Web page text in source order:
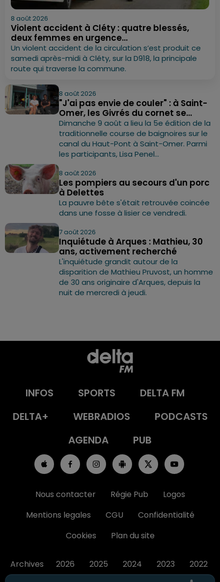
8 août 2026
Violent accident à Cléty : quatre blessés,
deux femmes en urgence...
Un violent accident de la circulation s’est produit ce
samedi après-midi à Cléty, sur la D918, la principale
route qui traverse la commune.
8 août 2026
"J'ai pas envie de couler" : à Saint-
Omer, les Givrés du cornet se...
Dimanche 9 août a lieu la 5e édition de la
traditionnelle course de baignoires sur le
canal du Haut-Pont à Saint-Omer. Parmi
les participants, Lisa Penel...
8 août 2026
Les pompiers au secours d'un porc
à Delettes
La pauvre bête s'était retrouvée coincée
dans une fosse à lisier ce vendredi.
7 août 2026
Inquiétude à Arques : Mathieu, 30
ans, activement recherché
L'inquiétude grandit autour de la
disparition de Mathieu Pruvost, un homme
de 30 ans originaire d'Arques, depuis la
nuit de mercredi à jeudi.
INFOS SPORTS
DELTA FM
DELTA+
WEBRADIOS
PODCASTS
AGENDA
PUB
Nous contacter Régie Pub
Logos
Mentions legales
CGU
Confidentialité
Cookies
Plan du site
Archives 2026 2025 2024 2023 2022